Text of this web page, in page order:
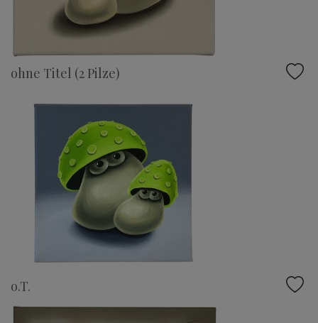
ohne Titel (2 Pilze)
o.T.